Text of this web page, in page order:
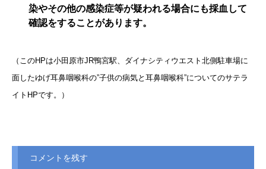
染やその他の感染症等が疑われる場合にも採血して
確認をすることがあります。
（このHPは小田原市JR鴨宮駅、ダイナシティウエスト北側駐車場に
面したゆげ耳鼻咽喉科の”子供の病気と耳鼻咽喉科”についてのサテラ
イトHPです。）
コメントを残す